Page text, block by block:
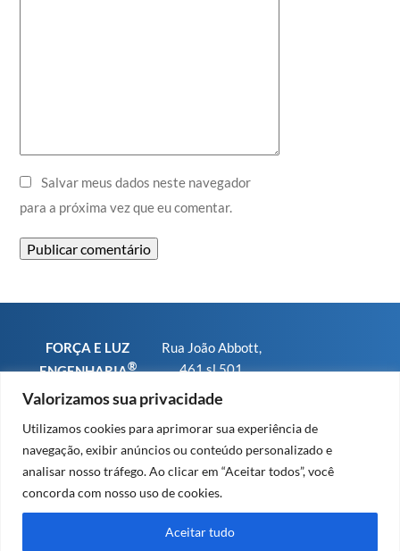
Valorizamos sua privacidade
Utilizamos cookies para aprimorar sua experiência de
navegação, exibir anúncios ou conteúdo personalizado e
analisar nosso tráfego. Ao clicar em “Aceitar todos”, você
concorda com nosso uso de cookies.
Aceitar tudo
Salvar meus dados neste navegador
para a próxima vez que eu comentar.
FORÇA E LUZ
ENGENHARIA®
25
CREA-RS sob n°
91.569
CREA-SC sob n°
Rua João Abbott,
461 sl 501
Bairro Petrópolis
Porto Alegre RS
Fone/WhatsApp:
+55 (51) 9 8479
2379